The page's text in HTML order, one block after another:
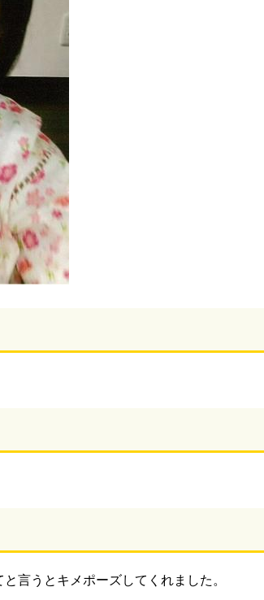
言うとキメポーズしてくれました。